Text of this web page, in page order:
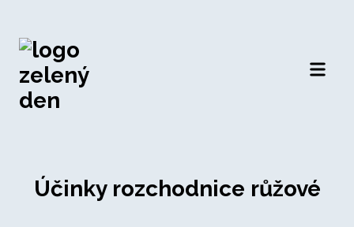
Účinky rozchodnice růžové